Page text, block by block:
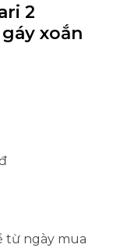
2
gáy xoắn
từ ngày mua